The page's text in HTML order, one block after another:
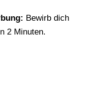
Bewirb dich
2 Minuten.